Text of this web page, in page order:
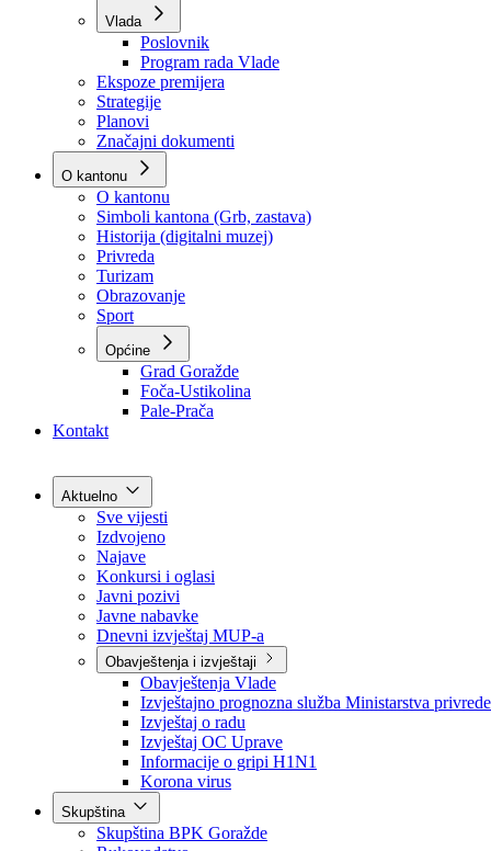
*Odluke
*Zaključci
*Poslanička pitanja
Vlada
Poslovnik
Program rada Vlade
Ekspoze premijera
Strategije
Planovi
Značajni dokumenti
O kantonu
O kantonu
Simboli kantona (Grb, zastava)
Historija (digitalni muzej)
Privreda
Turizam
Obrazovanje
Sport
Općine
Kontakt
Aktuelno
Sve vijesti
Izdvojeno
Najave
Konkursi i oglasi
Javni pozivi
Javne nabavke
Dnevni izvještaj MUP-a
Obavještenja i izvještaji
Obavještenja Vlade
Izvještajno prognozna služba Ministarstva privrede
Izvještaj o radu
Izvještaj OC Uprave
Informacije o gripi H1N1
Korona virus